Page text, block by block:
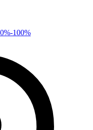
100%